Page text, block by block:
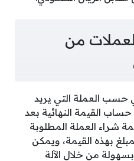
من
حسب العملة التي يريد
القيمة النهائية بعد
شراء العملة المطلوبة
بهذه القيمة، ويمكن
من خلال الآلة